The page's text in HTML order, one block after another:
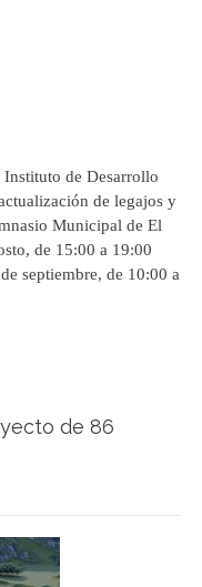
Instituto de Desarrollo
de legajos y
Municipal de El
de 15:00 a 19:00
septiembre, de 10:00 a
de 86